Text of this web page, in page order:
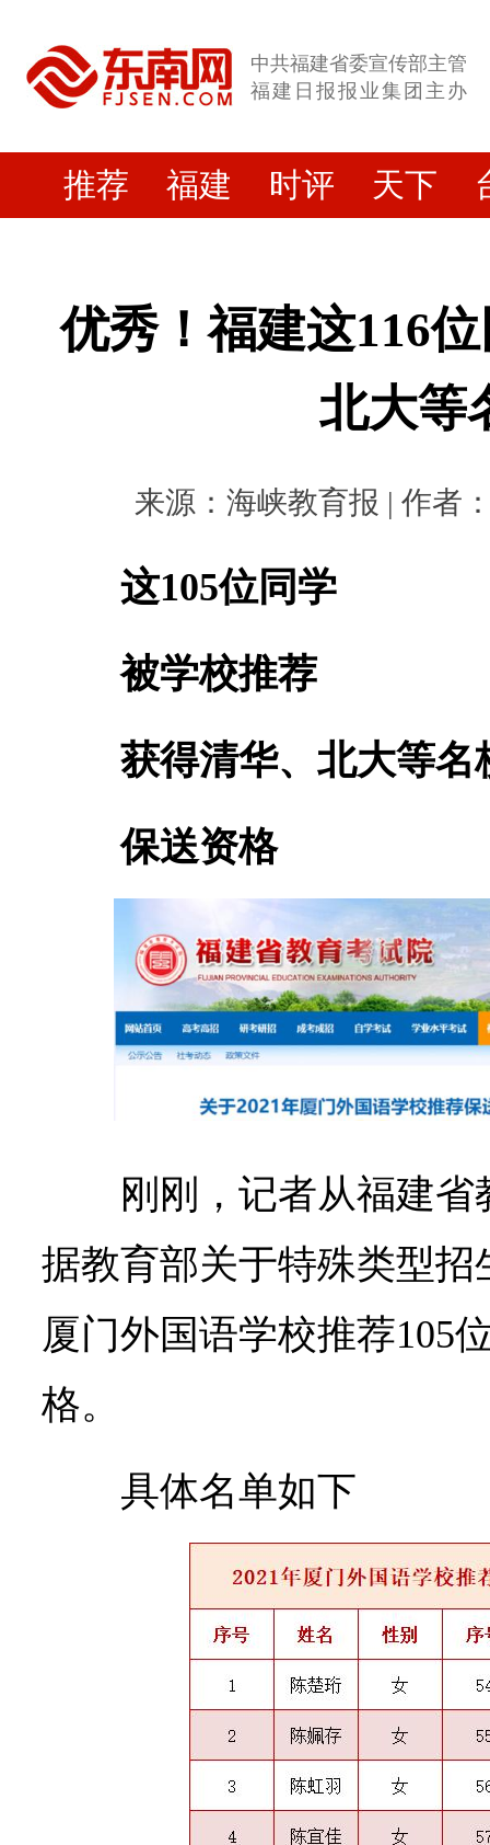
中共福建省委宣传部主管
福建日报报业集团主办
推荐 福建 时评 天下
优秀！福建这116
北大等
来源：海峡教育报 | 作者
这105位同学
被学校推荐
获得清华、北大等名
保送资格
刚刚，记者从福建
据教育部关于特殊类型招
厦门外国语学校推荐105
格。
具体名单如下